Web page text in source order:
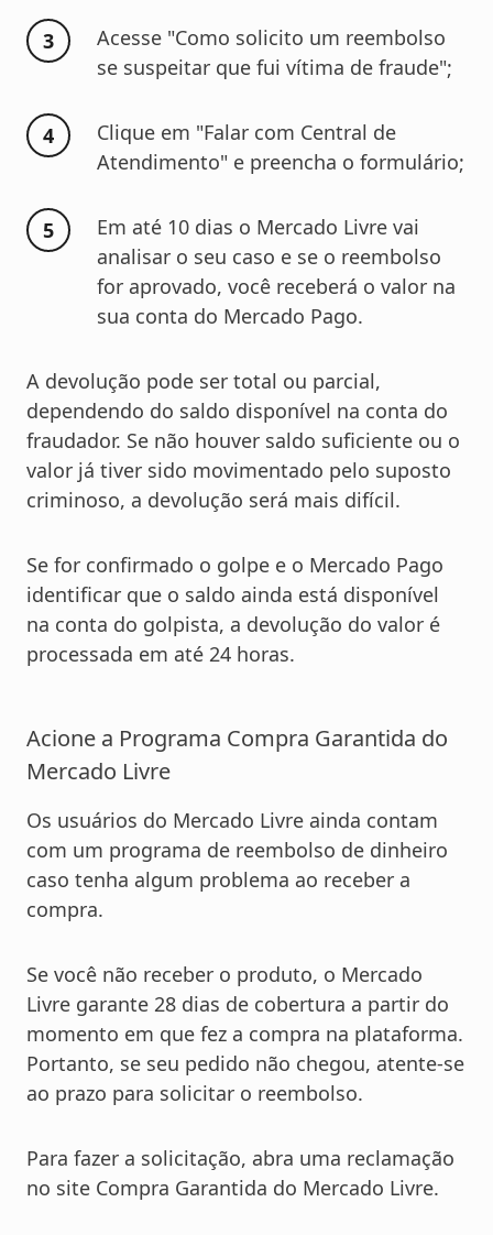
Acesse "Como solicito um reembolso
se suspeitar que fui vítima de fraude";
Clique em "Falar com Central de
Atendimento" e preencha o formulário;
Em até 10 dias o Mercado Livre vai
analisar o seu caso e se o reembolso
for aprovado, você receberá o valor na
sua conta do Mercado Pago.
A devolução pode ser total ou parcial,
dependendo do saldo disponível na conta do
fraudador. Se não houver saldo suficiente ou o
valor já tiver sido movimentado pelo suposto
criminoso, a devolução será mais difícil.
Se for confirmado o golpe e o Mercado Pago
identificar que o saldo ainda está disponível
na conta do golpista, a devolução do valor é
processada em até 24 horas.
Acione a Programa Compra Garantida do
Mercado Livre
Os usuários do Mercado Livre ainda contam
com um programa de reembolso de dinheiro
caso tenha algum problema ao receber a
compra.
Se você não receber o produto, o Mercado
Livre garante 28 dias de cobertura a partir do
momento em que fez a compra na plataforma.
Portanto, se seu pedido não chegou, atente-se
ao prazo para solicitar o reembolso.
Para fazer a solicitação, abra uma reclamação
no site Compra Garantida do Mercado Livre.